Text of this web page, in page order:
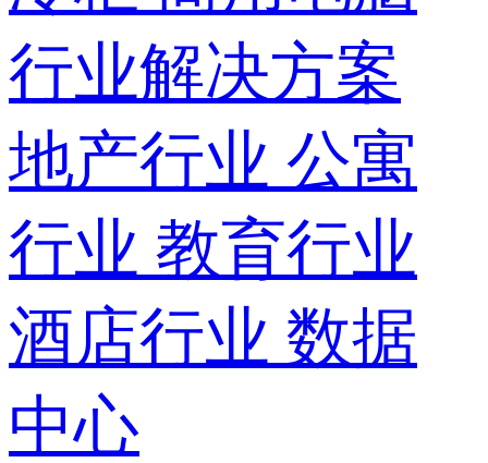
行业解决方案
地产行业 公寓
行业 教育行业
酒店行业 数据
中心